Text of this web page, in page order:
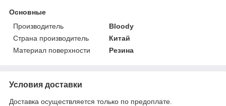
Основные
Производитель
Bloody
Страна производитель
Китай
Материал поверхности
Резина
Условия доставки
Доставка осуществляется только по предоплате.